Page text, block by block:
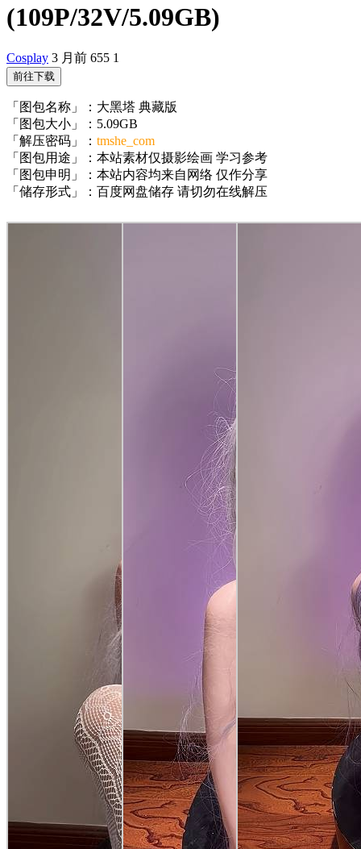
(109P/32V/5.09GB)
Cosplay 3 月前 655 1
前往下载
「图包名称」：大黑塔 典藏版
「图包大小」：5.09GB
「解压密码」： tmshe_com
「图包用途」：本站素材仅摄影绘画 学习参考
「图包申明」：本站内容均来自网络 仅作分享
「储存形式」：百度网盘储存 请切勿在线解压